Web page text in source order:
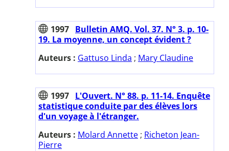
1997 Bulletin AMQ. Vol. 37. N° 3. p. 10-
19. La moyenne, un concept évident ?
Auteurs : Gattuso Linda ; Mary Claudine
1997 L'Ouvert. N° 88. p. 11-14. Enquête
statistique conduite par des élèves lors
d'un voyage à l'étranger.
Auteurs : Molard Annette ; Richeton Jean-
Pierre